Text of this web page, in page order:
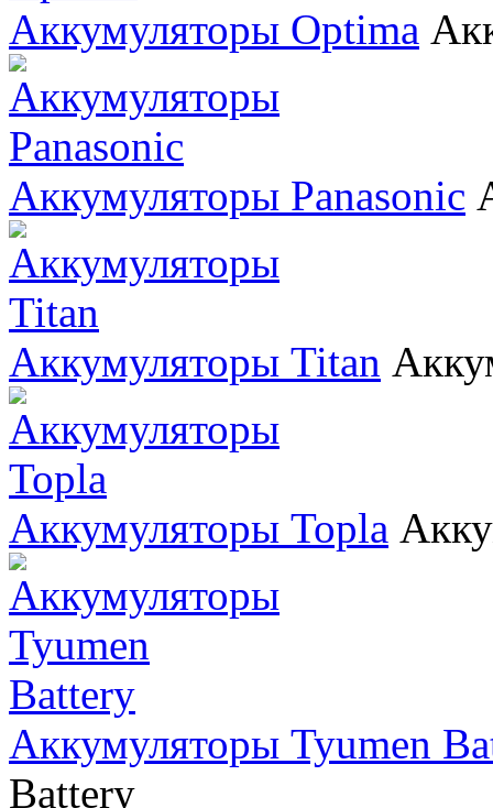
Аккумуляторы Optima
Аккумуляторы Panasonic
Аккумуляторы Titan
Аккумуляторы Topla
Аккумуляторы Tyumen
Battery